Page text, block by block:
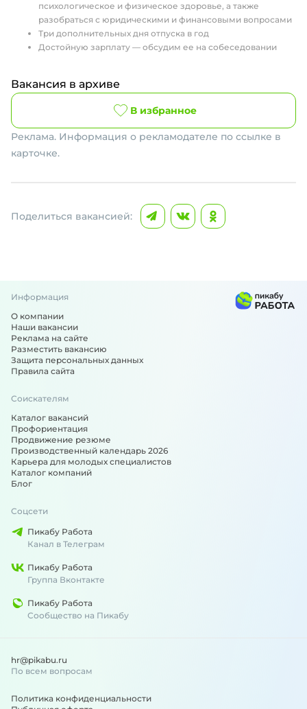
психологическое и физическое здоровье, а также
разобраться с юридическими и финансовыми вопросами
Три дополнительных дня отпуска в год
Достойную зарплату — обсудим ее на собеседовании
Вакансия в архиве
В избранное
Реклама. Информация о рекламодателе по ссылке в
карточке.
Поделиться вакансией:
Информация
О компании
Наши вакансии
Реклама на сайте
Разместить вакансию
Защита персональных данных
Правила сайта
Соискателям
Каталог вакансий
Профориентация
Продвижение резюме
Производственный календарь 2026
Карьера для молодых специалистов
Каталог компаний
Блог
Соцсети
Пикабу Работа
Канал в Телеграм
Пикабу Работа
Группа Вконтакте
Пикабу Работа
Сообщество на Пикабу
hr@pikabu.ru
По всем вопросам
Политика конфиденциальности